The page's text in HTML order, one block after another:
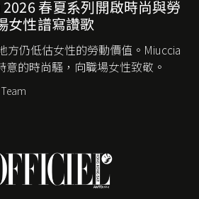
春夏系列開啟時尚與勞
女性譜寫讚歌
方仍低估女性的勞動價值。 Miuccia
意的時尚騷，向職場女性致敬。
Team